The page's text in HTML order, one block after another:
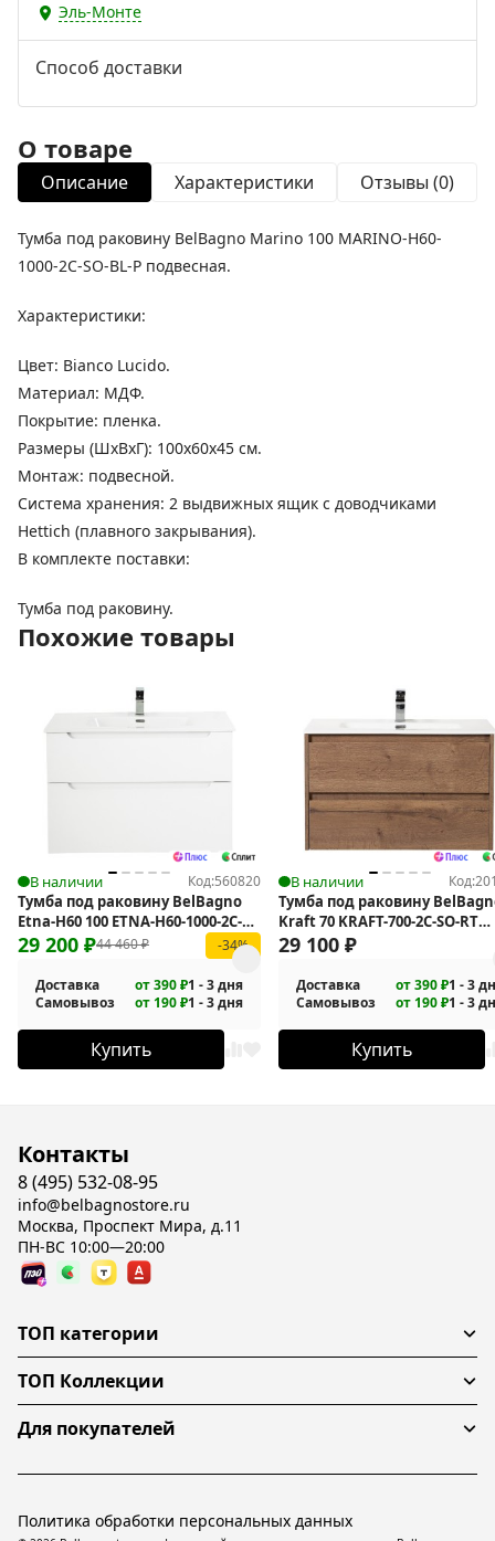
Эль-Монте
Способ доставки
О товаре
Описание Характеристики Отзывы (0)
Тумба под раковину BelBagno Marino 100 MARINO-H60-
1000-2C-SO-BL-P подвесная.
Характеристики:
Цвет: Bianco Lucido.
Материал: МДФ.
Покрытие: пленка.
Размеры (ШхВхГ): 100х60х45 см.
Монтаж: подвесной.
Система хранения: 2 выдвижных ящик с доводчиками
Hettich (плавного закрывания).
В комплекте поставки:
Тумба под раковину.
Похожие товары
В наличии Код:560820
Тумба под раковину BelBagno
Etna-H60 100 ETNA-H60-1000-2C-
SO-BL-P подвесная
44 460₽
29 200 ₽ -34%
Доставка от 390 ₽1 - 3 дня
Самовывоз
от 190 ₽1 - 3 дня
Купить
В наличии Код:
Тумба под раковину
Kraft 70 KRAFT-700-2C-SO-RT
подвесная
29 100 ₽
Доставка от 390 ₽1 - 3
Самовывоз
от 190 ₽1 - 3
Купить
Контакты
8 (495) 532-08-95
info@belbagnostore.ru
Москва, Проспект Мира, д.11
ПН-ВС 10:00—20:00
ТОП категории
ТОП Коллекции
Для покупателей
Политика обработки персональных данных